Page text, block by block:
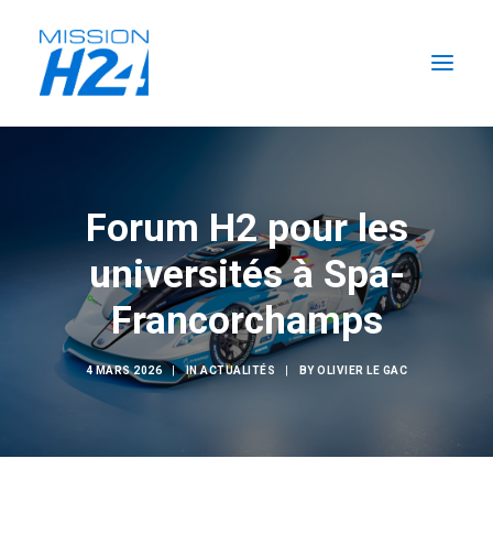
LES ACTUALITÉS
L’ÉCURIE
FORMATIONS H2
RECHERCHER
Forum H2 pour les
universités à Spa-
Francorchamps
4 MARS 2026 | INACTUALITÉS BYOLIVIER LE GAC